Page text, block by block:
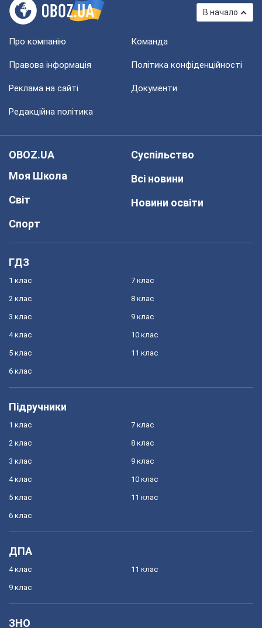
В начало
Про компанію Команда
Правова інформація Політика конфіденційності
Реклама на сайті Документи
Редакційна політика
OBOZ.UA
Моя Школа
Світ
Спорт
Суспільство
Всі новини
Новини освіти
ГДЗ
1 клас
2 клас
3 клас
4 клас
5 клас
6 клас
7 клас
8 клас
9 клас
10 клас
11 клас
Підручники
1 клас
2 клас
3 клас
4 клас
5 клас
6 клас
7 клас
8 клас
9 клас
10 клас
11 клас
ДПА
4 клас
9 клас
11 клас
ЗНО